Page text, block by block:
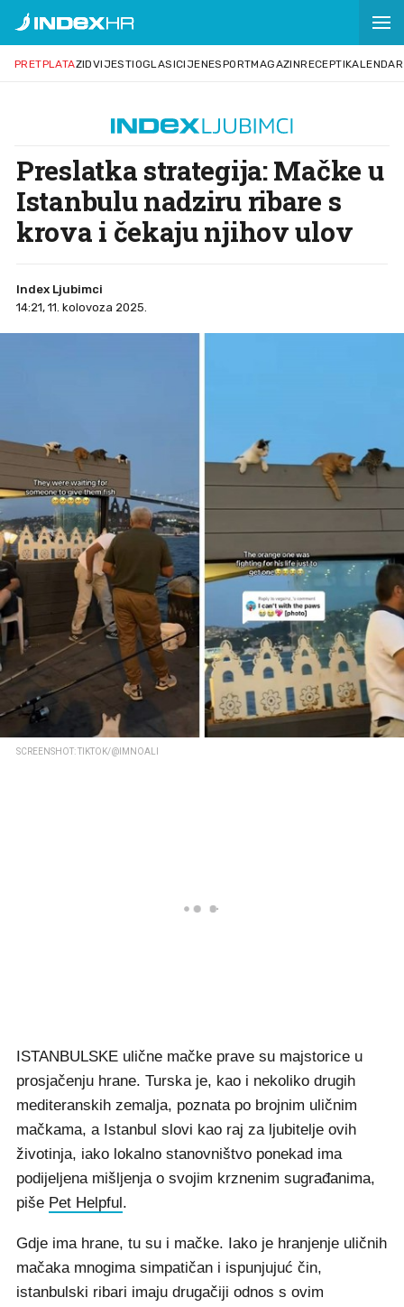
PRETPLATAZIDVIJESTIOGLASICIJENESPORTMAGAZINRECEPTIKALENDAR
Preslatka strategija: Mačke u
Istanbulu nadziru ribare s
krova i čekaju njihov ulov
Index Ljubimci
14:21, 11. kolovoza 2025.
SCREENSHOT: TIKTOK/@IMNOALI
ISTANBULSKE ulične mačke prave su majstorice u
prosjačenju hrane. Turska je, kao i nekoliko drugih
mediteranskih zemalja, poznata po brojnim uličnim
mačkama, a Istanbul slovi kao raj za ljubitelje ovih
životinja, iako lokalno stanovništvo ponekad ima
podijeljena mišljenja o svojim krznenim sugrađanima,
piše Pet Helpful.
Gdje ima hrane, tu su i mačke. Iako je hranjenje uličnih
mačaka mnogima simpatičan i ispunjujuć čin,
istanbulski ribari imaju drugačiji odnos s ovim